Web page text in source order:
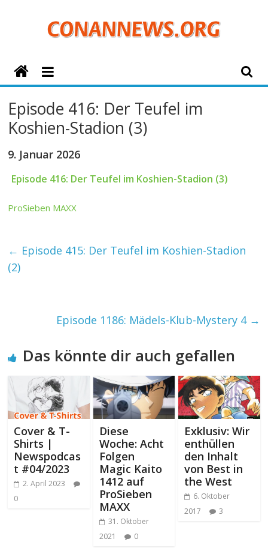
ConanNews.org
Conan
News
Episode 416: Der Teufel im
Koshien-Stadion (3)
9. Januar 2026
Episode 416: Der Teufel im Koshien-Stadion (3)
ProSieben MAXX
← Episode 415: Der Teufel im Koshien-Stadion
(2)
Episode 1186: Mädels-Klub-Mystery 4 →
Das könnte dir auch gefallen
Cover & T-
Shirts |
Newspodcas
t #04/2023
2. April 2023
0
Diese
Woche: Acht
Folgen
Magic Kaito
1412 auf
ProSieben
MAXX
31. Oktober
2021
0
Exklusiv: Wir
enthüllen
den Inhalt
von Best in
the West
6. Oktober
2017
3